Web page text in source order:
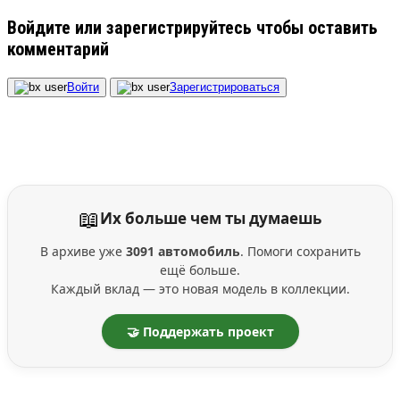
Войдите или зарегистрируйтесь чтобы оставить
комментарий
Войти Зарегистрироваться
📖Их больше чем ты думаешь
В архиве уже 3091 автомобиль. Помоги сохранить
ещё больше.
Каждый вклад — это новая модель в коллекции.
🤝 Поддержать проект